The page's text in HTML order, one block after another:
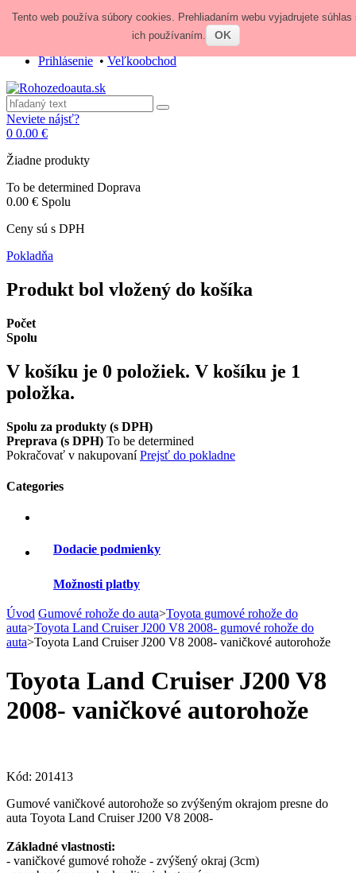
Zavolajte nám:+421 948 84 64 64
obchod@rohozedoauta.sk
Prihlásenie•Veľkoobchod
Neviete nájsť?
0 0.00 €
Žiadne produkty
To be determined Doprava
0.00 € Spolu
Ceny sú s DPH
Pokladňa
Produkt bol vložený do košíka
Počet
Spolu
V košíku je 0 položiek. V košíku je 1
položka.
Spolu za produkty (s DPH)
Preprava (s DPH) To be determined
Pokračovať v nakupovaníPrejsť do pokladne
Categories
Dodacie podmienky
Možnosti platby
Úvod Gumové rohože do auta>Toyota gumové rohože do
auta>Toyota Land Cruiser J200 V8 2008- gumové rohože do
auta>Toyota Land Cruiser J200 V8 2008- vaničkové autorohože
Toyota Land Cruiser J200 V8
2008- vaničkové autorohože
Kód: 201413
Gumové vaničkové autorohože so zvýšeným okrajom presne do
auta Toyota Land Cruiser J200 V8 2008-
Základné vlastnosti:
- vaničkové gumové rohože - zvýšený okraj (3cm)
Tento web používa súbory cookies. Prehliadaním webu vyjadrujete súhlas
ich používaním.
OK